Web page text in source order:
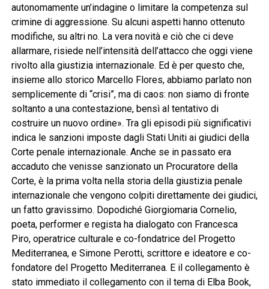
autonomamente un’indagine o limitare la competenza sul
crimine di aggressione. Su alcuni aspetti hanno ottenuto
modifiche, su altri no. La vera novità e ciò che ci deve
allarmare, risiede nell’intensità dell’attacco che oggi viene
rivolto alla giustizia internazionale. Ed è per questo che,
insieme allo storico Marcello Flores, abbiamo parlato non
semplicemente di “crisi”, ma di caos: non siamo di fronte
soltanto a una contestazione, bensì al tentativo di
costruire un nuovo ordine». Tra gli episodi più significativi
indica le sanzioni imposte dagli Stati Uniti ai giudici della
Corte penale internazionale. Anche se in passato era
accaduto che venisse sanzionato un Procuratore della
Corte, è la prima volta nella storia della giustizia penale
internazionale che vengono colpiti direttamente dei giudici,
un fatto gravissimo. Dopodiché Giorgiomaria Cornelio,
poeta, performer e regista ha dialogato con Francesca
Piro, operatrice culturale e co-fondatrice del Progetto
Mediterranea, e Simone Perotti, scrittore e ideatore e co-
fondatore del Progetto Mediterranea. E il collegamento è
stato immediato il collegamento con il tema di Elba Book,